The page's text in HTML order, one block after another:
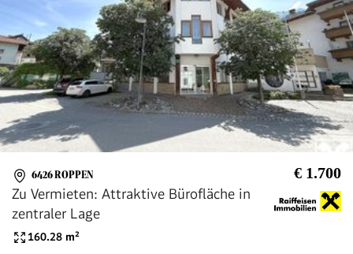
6426 ROPPEN € 1.700
Zu Vermieten: Attraktive Bürofläche in
zentraler Lage
160.28 m²